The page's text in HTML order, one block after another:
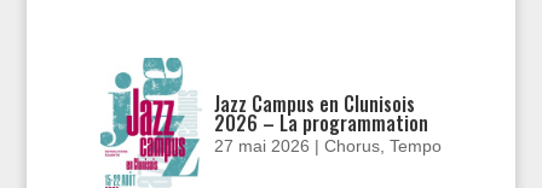
Jazz Campus en Clunisois
2026 – La programmation
27 mai 2026 |Chorus ,Tempo